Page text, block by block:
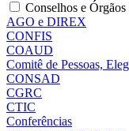
Conselhos e
AGO e DIREX
CONFIS
COAUD
Comitê de Pessoas,
CONSAD
CGRC
CTIC
Conferências